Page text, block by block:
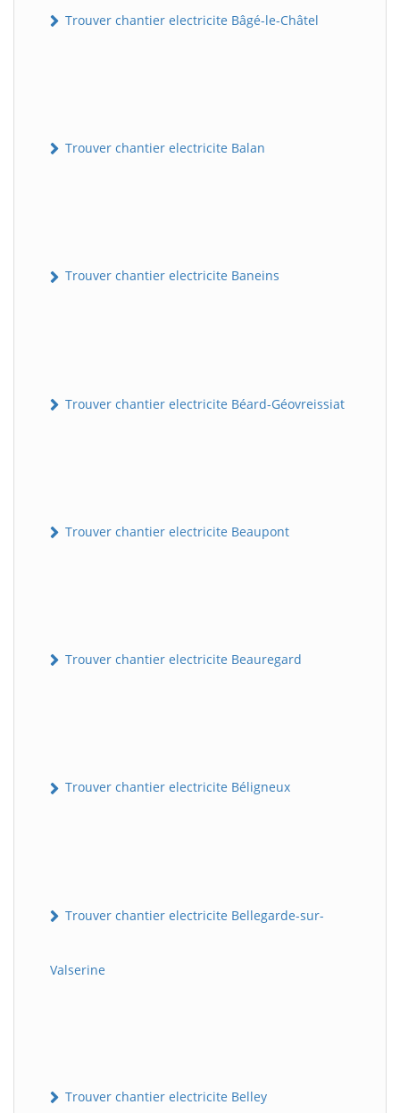
Trouver chantier electricite Bâgé-le-Châtel
Trouver chantier electricite Balan
Trouver chantier electricite Baneins
Trouver chantier electricite Béard-Géovreissiat
Trouver chantier electricite Beaupont
Trouver chantier electricite Beauregard
Trouver chantier electricite Béligneux
Trouver chantier electricite Bellegarde-sur-
Valserine
Trouver chantier electricite Belley